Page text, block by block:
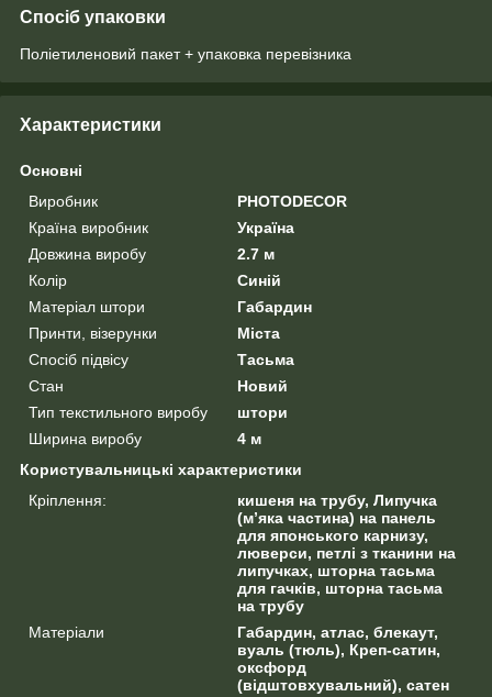
Спосіб упаковки
Поліетиленовий пакет + упаковка перевізника
Характеристики
Основні
Виробник
PHOTODECOR
Країна виробник
Україна
Довжина виробу
2.7 м
Колір
Синій
Матеріал штори
Габардин
Принти, візерунки
Міста
Спосіб підвісу
Тасьма
Стан
Новий
Тип текстильного виробу
штори
Ширина виробу
4 м
Користувальницькі характеристики
Кріплення:
кишеня на трубу, Липучка
(м’яка частина) на панель
для японського карнизу,
люверси, петлі з тканини на
липучках, шторна тасьма
для гачків, шторна тасьма
на трубу
Матеріали
Габардин, атлас, блекаут,
вуаль (тюль), Креп-сатин,
оксфорд
(відштовхувальний), сатен